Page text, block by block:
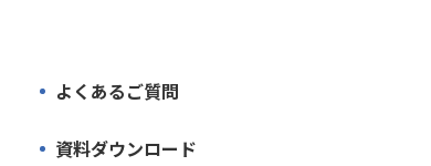
よくあるご質問
資料ダウンロード